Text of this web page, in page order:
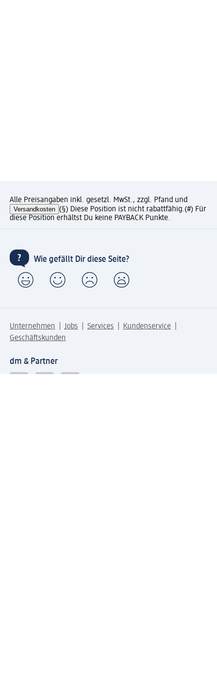
Alle Preisangaben inkl. gesetzl. MwSt., zzgl. Pfand und
Versandkosten (§) Diese Position ist nicht rabattfähig.(#) Für
diese Position erhältst Du keine PAYBACK Punkte.
Wie gefällt Dir diese Seite?
Unternehmen Jobs Services
Kundenservice
Geschäftskunden
dm & Partner